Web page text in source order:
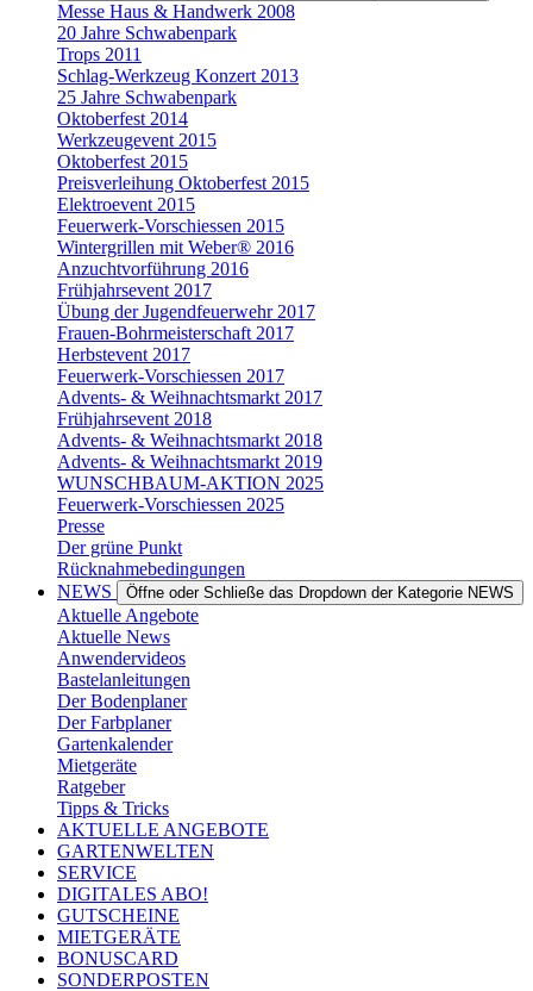
Messe Haus & Handwerk 2008
20 Jahre Schwabenpark
Trops 2011
Schlag-Werkzeug Konzert 2013
25 Jahre Schwabenpark
Oktoberfest 2014
Werkzeugevent 2015
Oktoberfest 2015
Preisverleihung Oktoberfest 2015
Elektroevent 2015
Feuerwerk-Vorschiessen 2015
Wintergrillen mit Weber® 2016
Anzuchtvorführung 2016
Frühjahrsevent 2017
Übung der Jugendfeuerwehr 2017
Frauen-Bohrmeisterschaft 2017
Herbstevent 2017
Feuerwerk-Vorschiessen 2017
Advents- & Weihnachtsmarkt 2017
Frühjahrsevent 2018
Advents- & Weihnachtsmarkt 2018
Advents- & Weihnachtsmarkt 2019
WUNSCHBAUM-AKTION 2025
Feuerwerk-Vorschiessen 2025
Presse
Der grüne Punkt
Rücknahmebedingungen
NEWS
Öffne oder Schließe das Dropdown der Kategorie NEWS
Aktuelle Angebote
Aktuelle News
Anwendervideos
Bastelanleitungen
Der Bodenplaner
Der Farbplaner
Gartenkalender
Mietgeräte
Ratgeber
Tipps & Tricks
AKTUELLE ANGEBOTE
GARTENWELTEN
SERVICE
DIGITALES ABO!
GUTSCHEINE
MIETGERÄTE
BONUSCARD
SONDERPOSTEN